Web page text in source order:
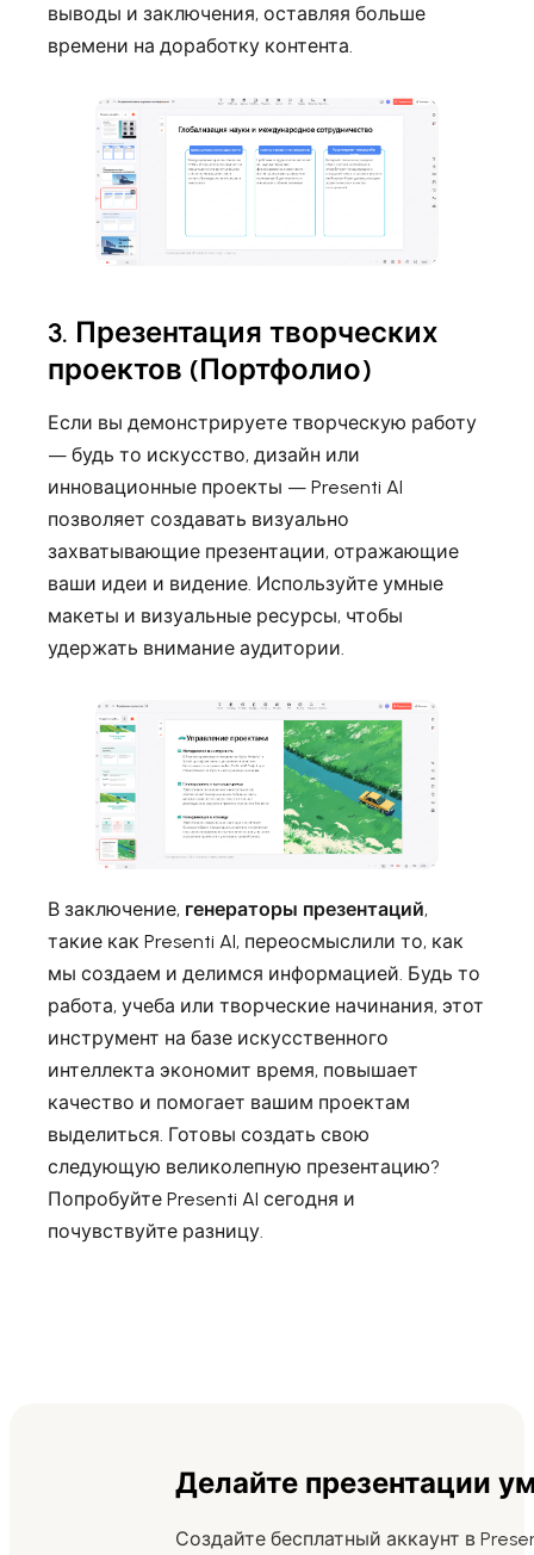
выводы и заключения, оставляя больше
времени на доработку контента.
3. Презентация творческих
проектов (Портфолио)
Если вы демонстрируете творческую работу
— будь то искусство, дизайн или
инновационные проекты — Presenti AI
позволяет создавать визуально
захватывающие презентации, отражающие
ваши идеи и видение. Используйте умные
макеты и визуальные ресурсы, чтобы
удержать внимание аудитории.
В заключение, генераторы презентаций,
такие как Presenti AI, переосмыслили то, как
мы создаем и делимся информацией. Будь то
работа, учеба или творческие начинания, этот
инструмент на базе искусственного
интеллекта экономит время, повышает
качество и помогает вашим проектам
выделиться. Готовы создать свою
следующую великолепную презентацию?
Попробуйте Presenti AI сегодня и
почувствуйте разницу.
Делайте презентации
Создайте бесплатный аккаунт в